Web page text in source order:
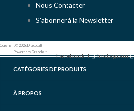
Nous Contacter
S'abonner à la Newsletter
Copyright © 2026 Dracobalt
Powered by Dracobalt
Facebook-f Instagram
CATÉGORIES DE PRODUITS
À PROPOS